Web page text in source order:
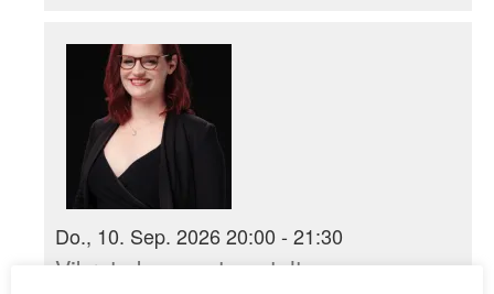
Do., 10. Sep. 2026 20:00 - 21:30
Vibrato bewusst gestalten